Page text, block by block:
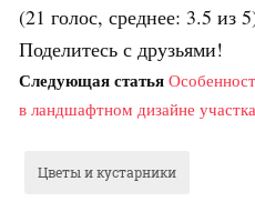
(21 голос, среднее: 3.5 из
Поделитесь с друзьями!
Следующая статья
в ландшафтном дизайне
Цветы и кустарники